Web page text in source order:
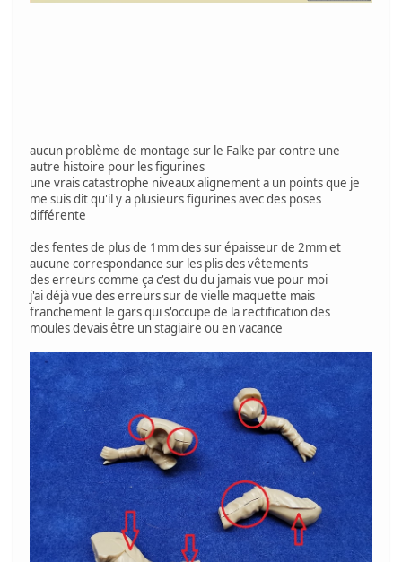
aucun problème de montage sur le Falke par contre une
autre histoire pour les figurines
une vrais catastrophe niveaux alignement a un points que je
me suis dit qu'il y a plusieurs figurines avec des poses
différente
des fentes de plus de 1mm des sur épaisseur de 2mm et
aucune correspondance sur les plis des vêtements
des erreurs comme ça c'est du du jamais vue pour moi
j'ai déjà vue des erreurs sur de vielle maquette mais
franchement le gars qui s'occupe de la rectification des
moules devais être un stagiaire ou en vacance